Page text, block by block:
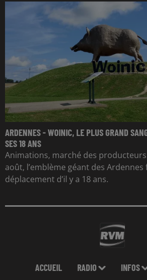
ARDENNES - WOINIC, LE PLUS GRAND
SES 18 ANS
Animations, marché des
août, l’emblème géant des
déplacement d’il y a 18 ans.
ACCUEIL RADIO INFOS